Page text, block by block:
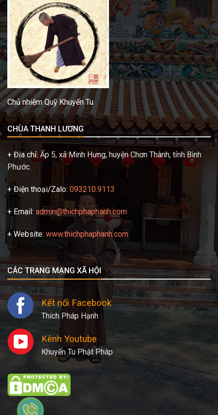
Chủ nhiệm Quỹ Khuyến Tu
CHÙA THANH LƯƠNG
+ Địa chỉ:Ấp 5, xã Minh Hưng, huyện Chơn Thành, tỉnh Bình
Phước.
+ Điện thoại/Zalo: 093210.9113
+ Email:admin@thichphaphanh.com
+ Website: www.thichphaphanh.com
CÁC TRANG MẠNG XÃ HỘI
Kết nối Facebook
Thích Pháp Hạnh
Kênh Youtube
Khuyến Tu Phật Pháp